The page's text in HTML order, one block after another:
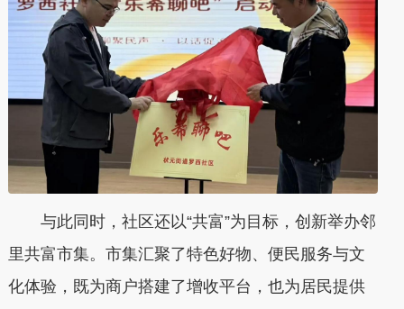
与此同时，社区还以“共富”为目标，创新举办邻
里共富市集。市集汇聚了特色好物、便民服务与文
化体验，既为商户搭建了增收平台，也为居民提供